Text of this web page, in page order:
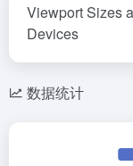
Viewport Sizes
Devices
数据统计